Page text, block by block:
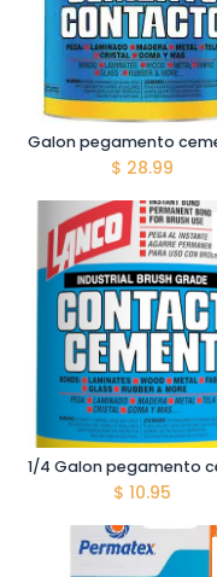
$ 28.99
$ 10.95